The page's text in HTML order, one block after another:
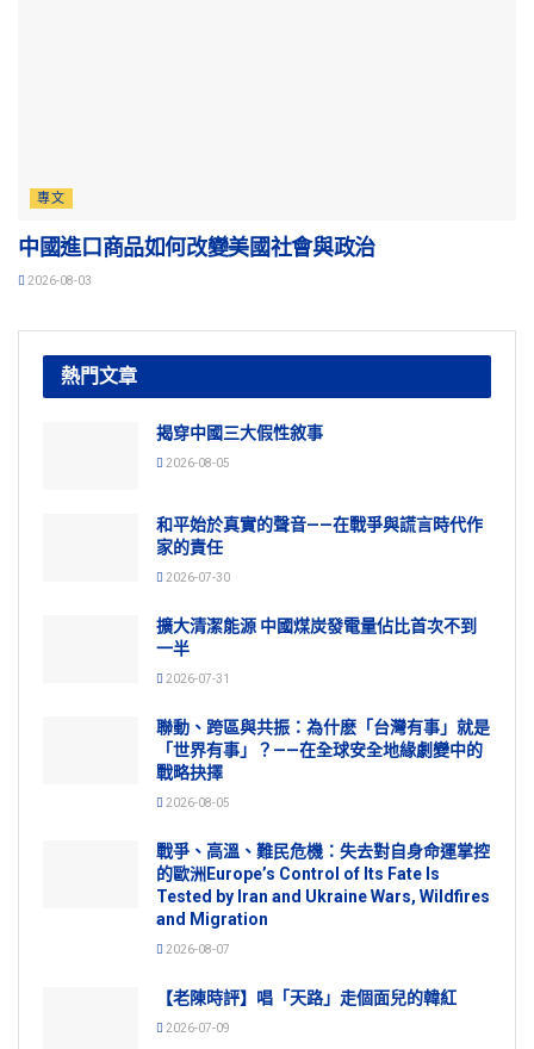
專文
中國進口商品如何改變美國社會與政治
2026-08-03
熱門文章
揭穿中國三大假性敘事
2026-08-05
和平始於真實的聲音——在戰爭與謊言時代作
家的責任
2026-07-30
擴大清潔能源 中國煤炭發電量佔比首次不到
一半
2026-07-31
聯動、跨區與共振：為什麽「台灣有事」就是
「世界有事」？——在全球安全地緣劇變中的
戰略抉擇
2026-08-05
戰爭、高溫、難民危機：失去對自身命運掌控
的歐洲Europe’s Control of Its Fate Is
Tested by Iran and Ukraine Wars, Wildfires
and Migration
2026-08-07
【老陳時評】唱「天路」走個面兒的韓紅
2026-07-09